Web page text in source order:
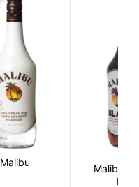
Malibu
Malibu
Litro